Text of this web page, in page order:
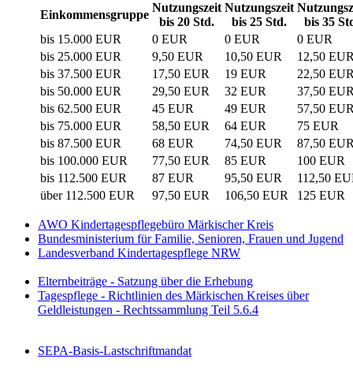
Einkommensgruppe
Nutzungszeit
bis 20 Std.
Nutzungszeit
bis 25 Std.
bis 35
bis 15.000 EUR
0 EUR 0 EUR
0 EUR
bis 25.000 EUR
9,50 EUR 10,50 EUR
12,50
bis 37.500 EUR
17,50 EUR 19 EUR
22,50
bis 50.000 EUR
29,50 EUR 32 EUR
37,50
bis 62.500 EUR
45 EUR 49 EUR
57,50
bis 75.000 EUR
58,50 EUR 64 EUR
75 EUR
bis 87.500 EUR
68 EUR 74,50 EUR
87,50
bis 100.000 EUR
77,50 EUR 85 EUR
100 EUR
bis 112.500 EUR
87 EUR 95,50 EUR
112,50
über 112.500 EUR
97,50 EUR 106,50 EUR 125 EUR
AWO Kindertagespflegebüro Märkischer Kreis
Bundesministerium für Familie, Senioren, Frauen und Jugend
Landesverband Kindertagespflege NRW
Elternbeiträge - Satzung über die Erhebung
Tagespflege - Richtlinien des Märkischen Kreises über
Geldleistungen - Rechtssammlung Teil 5.6.4
SEPA-Basis-Lastschriftmandat